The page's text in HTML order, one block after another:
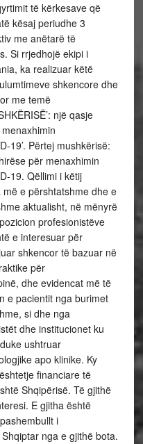
të kërkesave që
kësaj periudhe 3
me anëtarë të
Si rrjedhojë ekipi i
ka realizuar këtë
shkencore dhe
me temë
një qasje
19’. Përtej mushkërisë:
për menaxhimin
19. Qëllimi i këtij
e përshtatshme dhe e
aktualisht, në mënyrë
profesionistëve
e interesuar për
shkencor të bazuar në
për
dhe evidencat më të
e pacientit nga burimet
si dhe nga
dhe institucionet ku
ushtruar
apo klinike. Ky
financiare të
Shqipërisë. Të gjithë
E gjitha është
i
nga e gjithë bota.